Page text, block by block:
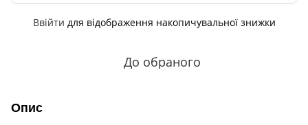
Ввійти для відображення накопичувальної знижки
До обраного
Опис